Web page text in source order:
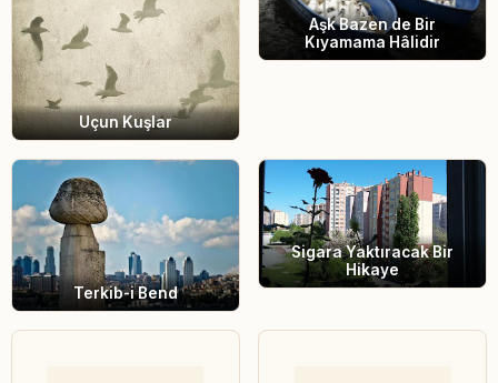
Uçun Kuşlar
Aşk Bazen de Bir
Kıyamama Hâlidir
Terkib-i Bend
Sigara Yaktıracak Bir
Hikaye